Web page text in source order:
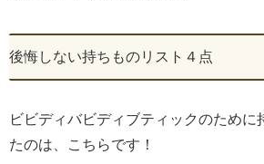
後悔しない持ちものリスト４点
ビビディバビディブティックのために
たのは、こちらです！